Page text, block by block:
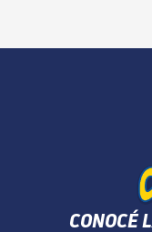
CONOCÉ